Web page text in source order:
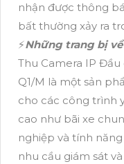
nhận được thông
bất thường xảy ra
️⚡Những trang bị
Thu Camera IP Đầu
Q1/M là một sản
cho các công trình
cao như bãi xe
nghiệp và tính
nhu cầu giám sát